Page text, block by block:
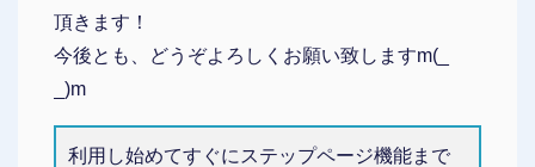
頂きます！
今後とも、どうぞよろしくお願い致しますm(_
_)m
利用し始めてすぐにステップページ機能まで